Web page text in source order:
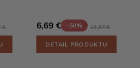
€ 6,69 € -50% 13,37 €
DETAIL PRODUKTU